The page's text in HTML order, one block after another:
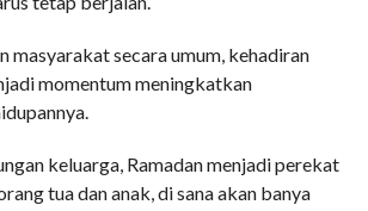
masyarakat secara umum, kehadiran
momentum meningkatkan
keluarga, Ramadan menjadi perekat
tua dan anak, di sana akan banya